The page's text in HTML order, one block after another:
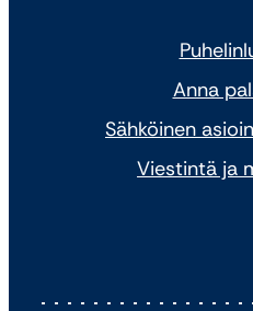
Anna
Sähköinen
Viestintä ja